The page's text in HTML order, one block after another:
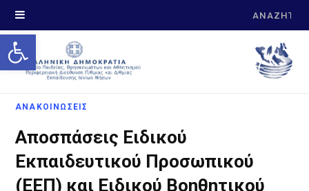
Open toolbar
Search
ΑΝΑΚΟΙΝΩΣΕΙΣ
Αποσπάσεις Ειδικού
Εκπαιδευτικού Προσωπικού
(ΕΕΠ) και Ειδικού Βοηθητικού